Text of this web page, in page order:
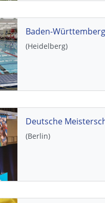
(Heidelberg)
Deutsche
(Berlin)